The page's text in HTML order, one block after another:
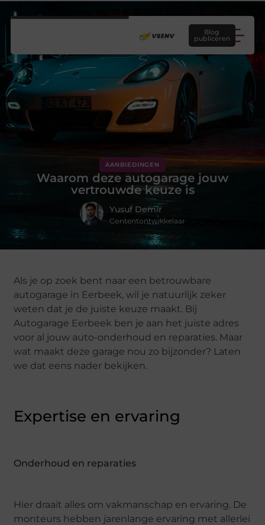
Blog
publiceren
AANBIEDINGEN
Waarom deze autogarage jouw
vertrouwde keuze is
Yusuf Demir
Contentontwikkelaar
Als je op zoek bent naar een betrouwbare
autogarage in Eerbeek, wil je natuurlijk zeker
weten dat je de juiste keuze maakt. Bij
Autogarage Eerbeek ben je aan het juiste adres
voor al jouw auto-onderhoud en reparaties. Maar
wat maakt deze garage nou zo bijzonder? Laten
we dat eens nader bekijken.
Expertise en ervaring
Onderhoud en reparaties
Hier draait alles om vakmanschap en ervaring. De
monteurs hebben jarenlange ervaring met allerlei